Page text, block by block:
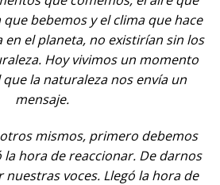
bebemos y el clima que hace
el planeta, no existirían sin los
Hoy vivimos un momento
la naturaleza nos envía un
mensaje.
mismos, primero debemos
la hora de reaccionar. De darnos
nuestras voces. Llegó la hora de